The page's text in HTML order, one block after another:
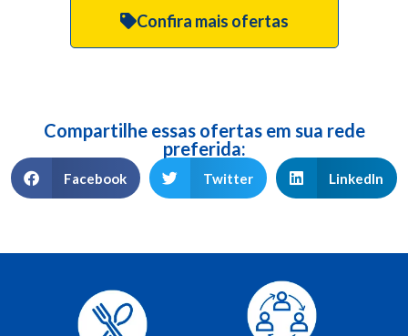
Confira mais ofertas
Compartilhe essas ofertas em sua rede
preferida:
Facebook Twitter LinkedIn